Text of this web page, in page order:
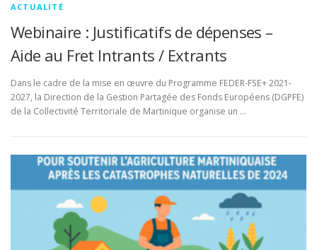
ACTUALITÉ
Webinaire : Justificatifs de dépenses –
Aide au Fret Intrants / Extrants
Dans le cadre de la mise en œuvre du Programme FEDER-FSE+ 2021-
2027, la Direction de la Gestion Partagée des Fonds Européens (DGPFE)
de la Collectivité Territoriale de Martinique organise un …